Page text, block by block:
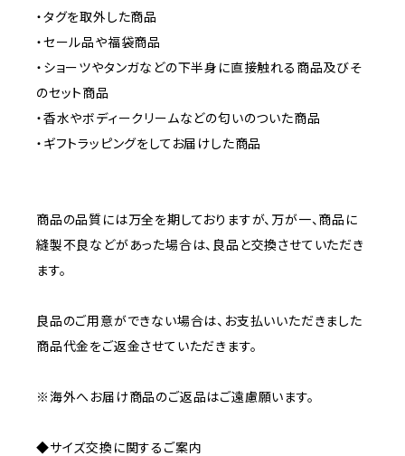
・タグを取外した商品
・セール品や福袋商品
・ショーツやタンガなどの下半身に直接触れる商品及びそ
のセット商品
・香水やボディークリームなどの匂いのついた商品
・ギフトラッピングをしてお届けした商品
商品の品質には万全を期しておりますが、万が一、商品に
縫製不良などがあった場合は、良品と交換させていただき
ます。
良品のご用意ができない場合は、お支払いいただきました
商品代金をご返金させていただきます。
※海外へお届け商品のご返品はご遠慮願います。
◆サイズ交換に関するご案内